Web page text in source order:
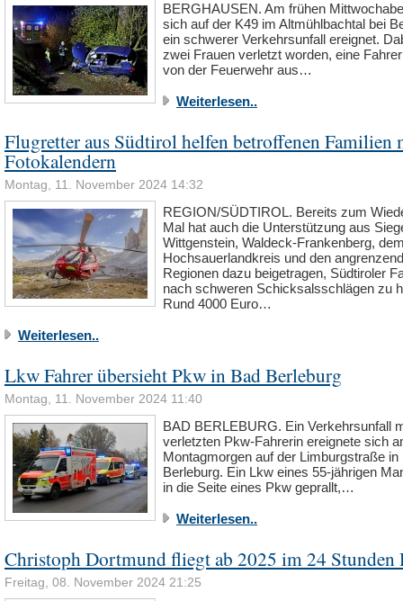
BERGHAUSEN. Am frühen
sich auf der K49 im Altmühlbachtal bei
ein schwerer Verkehrsunfall ereignet.
zwei Frauen verletzt worden, eine
von der Feuerwehr aus…
Weiterlesen..
Flugretter aus Südtirol helfen betroffenen Familien
Fotokalendern
Montag, 11. November 2024 14:32
REGION/SÜDTIROL. Bereits zum
Mal hat auch die Unterstützung aus
Wittgenstein, Waldeck-Frankenberg,
Hochsauerlandkreis und den
Regionen dazu beigetragen, Südtiroler
nach schweren Schicksalsschlägen zu
Rund 4000 Euro…
Weiterlesen..
Lkw Fahrer übersieht Pkw in Bad Berleburg
Montag, 11. November 2024 11:40
BAD BERLEBURG. Ein Verkehrsunfall
verletzten Pkw-Fahrerin ereignete sich
Montagmorgen auf der Limburgstraße in
Berleburg. Ein Lkw eines 55-jährigen
in die Seite eines Pkw geprallt,…
Weiterlesen..
Christoph Dortmund fliegt ab 2025 im 24 Stunden
Freitag, 08. November 2024 21:25